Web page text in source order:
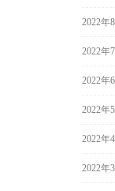
2022年
2022年
2022年
2022年
2022年
2022年